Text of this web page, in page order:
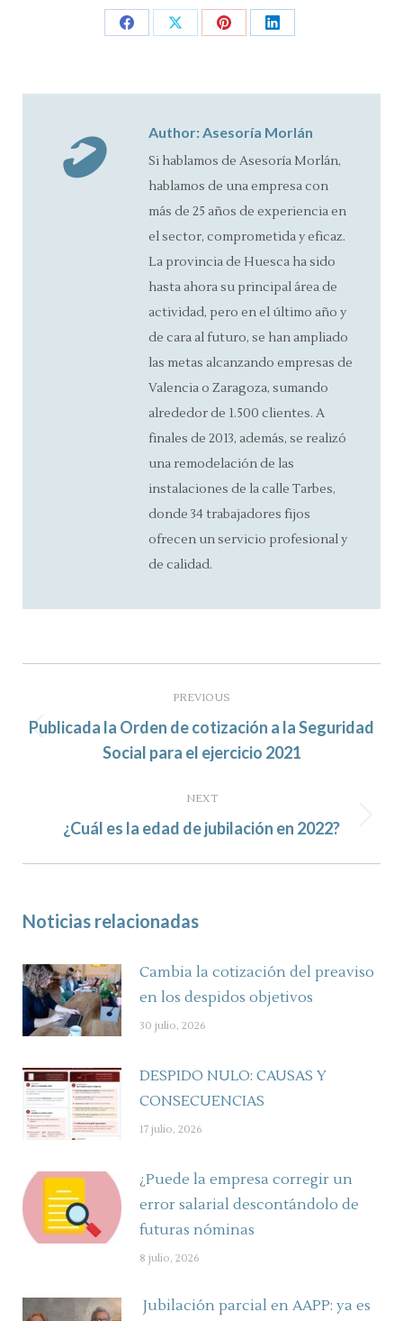
Share Share Share Share
Author:Asesoría Morlán
Si hablamos de Asesoría Morlán,
hablamos de una empresa con
más de 25 años de experiencia en
el sector, comprometida y eficaz.
La provincia de Huesca ha sido
hasta ahora su principal área de
actividad, pero en el último año y
de cara al futuro, se han ampliado
las metas alcanzando empresas de
Valencia o Zaragoza, sumando
alrededor de 1.500 clientes. A
finales de 2013, además, se realizó
una remodelación de las
instalaciones de la calle Tarbes,
donde 34 trabajadores fijos
ofrecen un servicio profesional y
de calidad.
PREVIOUS
Previous
post:
Publicada la Orden de cotización a la Seguridad
Social para el ejercicio 2021
NEXT
Next
¿Cuál es la edad de jubilación en 2022?
Noticias relacionadas
Cambia la cotización del preaviso
en los despidos objetivos
30 julio, 2026
DESPIDO NULO: CAUSAS Y
CONSECUENCIAS
17 julio, 2026
¿Puede la empresa corregir un
error salarial descontándolo de
futuras nóminas
8 julio, 2026
Jubilación parcial en AAPP: ya es